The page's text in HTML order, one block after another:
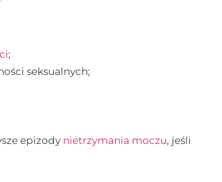
;
seksualnych;
epizody nietrzymania moczu, jeśli